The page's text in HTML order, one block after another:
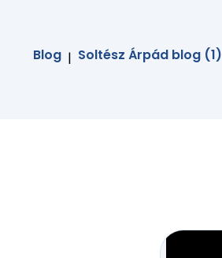
Blog | Soltész Árpád blog (1)